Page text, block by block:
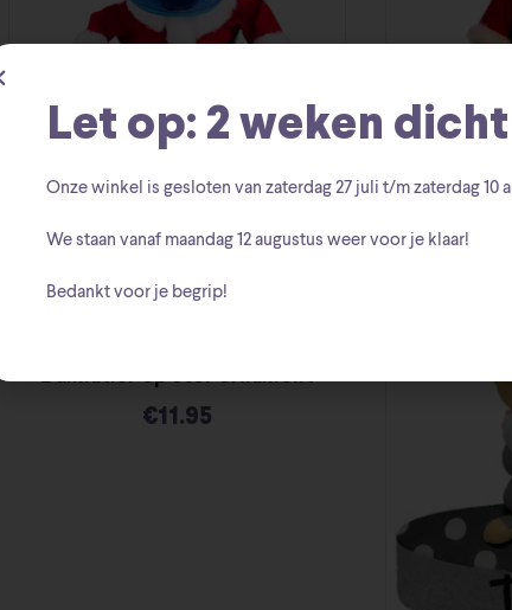
Dalmatier op ster ornament
€11.95
Let op: 2 weken dicht
Onze winkel is gesloten van zaterdag27 juli t/m zaterdag 10
We staan vanaf maandag 12 augustus weer voor je klaar!
Bedankt voor je begrip!